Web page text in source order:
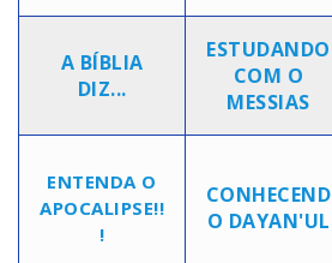
A BÍBLIA
DIZ...
ESTUDANDO
COM O
MESSIAS
ENTENDA O
APOCALIPSE!!
!
CONHECEND
O DAYAN'UL